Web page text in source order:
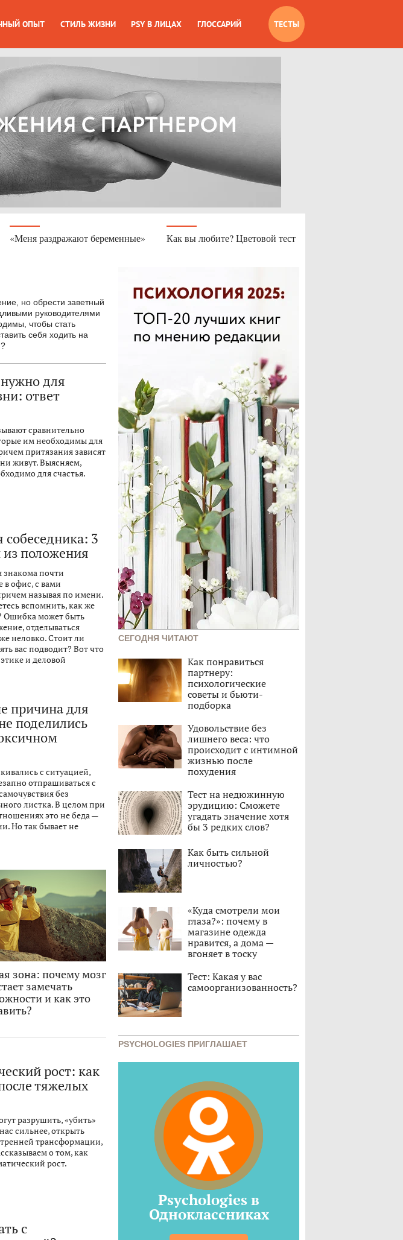
ОПЫТ СТИЛЬ ЖИЗНИ PSY В ЛИЦАХ ГЛОССАРИЙ ТЕСТЫ
«Меня раздражают беременные» Как вы любите? Цветовой тест
но обрести заветный
руководителями
чтобы стать
себя ходить на
для
ответ
сравнительно
им необходимы для
притязания зависят
живут. Выясняем,
для счастья.
3
положения
знакома почти
в офис, с вами
называя по имени.
вспомнить, как же
Ошибка может быть
отделываться
неловко. Стоит ли
вас подводит? Вот что
и деловой
причина для
поделились
с ситуацией,
отпрашиваться с
без
листка. В целом при
это не беда —
Но так бывает не
зона: почему мозг
замечать
и как это
рост: как
тяжелых
разрушить, «убить»
сильнее, открыть
трансформации,
о том, как
рост.
с
СЕГОДНЯ ЧИТАЮТ
Как понравиться
партнеру:
психологические
советы и бьюти-
подборка
Удовольствие без
лишнего веса: что
происходит с интимной
жизнью после
похудения
Тест на недюжинную
эрудицию: Сможете
угадать значение хотя
бы 3 редких слов?
Как быть сильной
личностью?
«Куда смотрели мои
глаза?»: почему в
магазине одежда
нравится, а дома —
вгоняет в тоску
Тест: Какая у вас
самоорганизованность?
PSYCHOLOGIES ПРИГЛАШАЕТ
Psychologies в
Одноклассниках